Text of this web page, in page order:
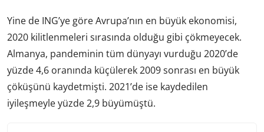
Yine de ING’ye göre Avrupa’nın en büyük ekonomisi,
2020 kilitlenmeleri sırasında olduğu gibi çökmeyecek.
Almanya, pandeminin tüm dünyayı vurduğu 2020’de
yüzde 4,6 oranında küçülerek 2009 sonrası en büyük
çöküşünü kaydetmişti. 2021’de ise kaydedilen
iyileşmeyle yüzde 2,9 büyümüştü.